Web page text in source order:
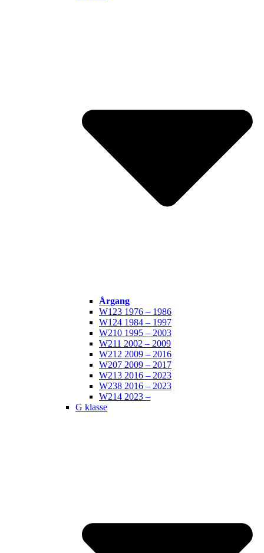
Årgang
W123 1976 – 1986
W124 1984 – 1997
W210 1995 – 2003
W211 2002 – 2009
W212 2009 – 2016
W207 2009 – 2017
W213 2016 – 2023
W238 2016 – 2023
W214 2023 –
G klasse